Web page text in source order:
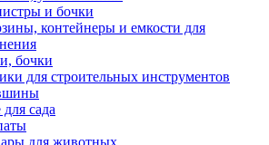
и бочки
контейнеры и емкости для
бочки
для строительных инструментов
сада
для животных